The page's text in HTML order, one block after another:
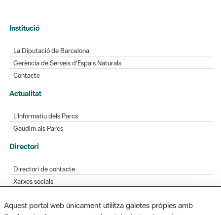
Institució
La Diputació de Barcelona
Gerència de Serveis d'Espais Naturals
Contacte
Actualitat
L'Informatiu dels Parcs
Gaudim als Parcs
Directori
Directori de contacte
Xarxes socials
Bústia de suggeriments
Aquest portal web únicament utilitza galetes pròpies amb